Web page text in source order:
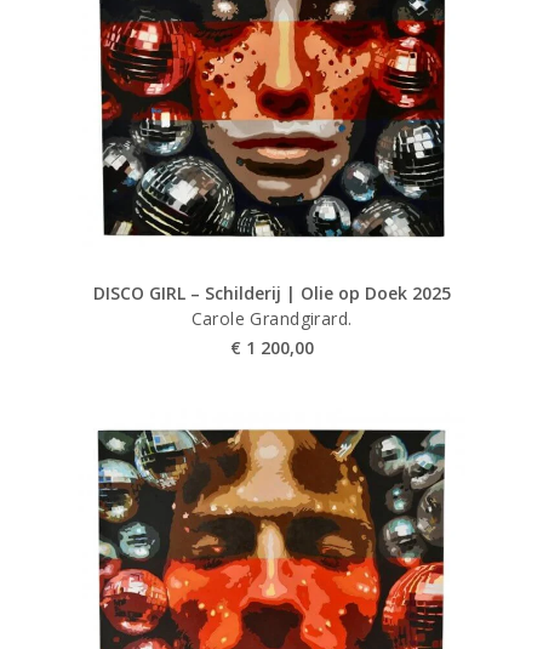
DISCO GIRL – Schilderij | Olie op Doek 2025
Carole Grandgirard.
€ 1 200,00